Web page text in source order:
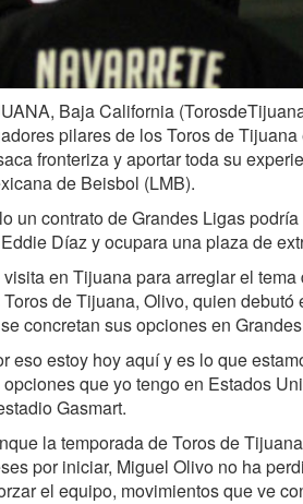
Baja California
pilares de los Toros de
fronteriza y aportar toda su
de Beisbol (LMB).
un contrato de Grandes Ligas
Díaz y ocupara una plaza de
visita en Tijuana para arreglar el
Toros de Tijuana, Olivo, quien
concretan sus opciones en
eso estoy hoy aquí y es lo que
opciones que yo tengo en Estados
Gasmart.
la temporada de Toros de
por iniciar, Miguel Olivo no ha
el equipo, movimientos que ve